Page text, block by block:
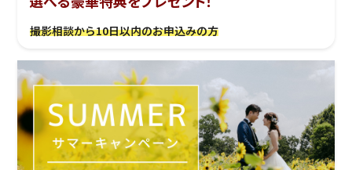
撮影相談から10日以内のお申込みの方